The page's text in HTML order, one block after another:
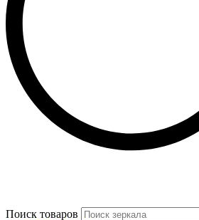
Поиск товаров